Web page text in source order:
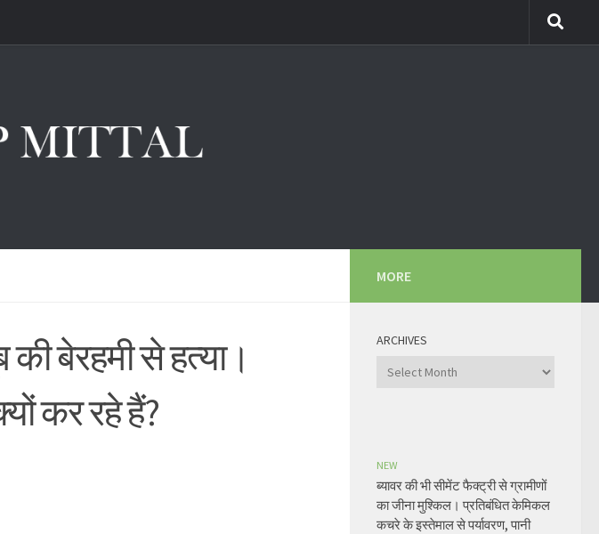
बेरहमी से हत्या।
कर रहे हैं?
MORE
ARCHIVES
Archives
NEW
ब्यावर की भी सीमेंट फैक्ट्री से ग्रामीणों
का जीना मुश्किल। प्रतिबंधित केमिकल
कचरे के इस्तेमाल से पर्यावरण, पानी